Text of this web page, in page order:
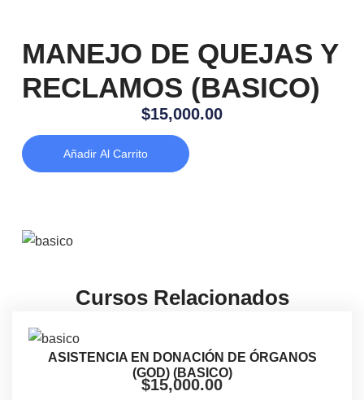
MANEJO DE QUEJAS Y
RECLAMOS (BASICO)
$15,000.00
Añadir Al Carrito
Cursos Relacionados
ASISTENCIA EN DONACIÓN DE ÓRGANOS
(GOD) (BASICO)
$15,000.00